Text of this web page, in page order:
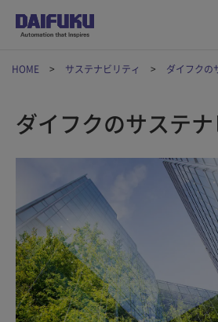
HOME サステナビリティ ダイフクの
ダイフクのサステ